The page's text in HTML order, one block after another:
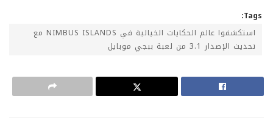
Tags:
استكشفوا عالم الحكايات الخيالية في NIMBUS ISLANDS مع
تحديث الإصدار 3.1 من لعبة ببجي موبايل